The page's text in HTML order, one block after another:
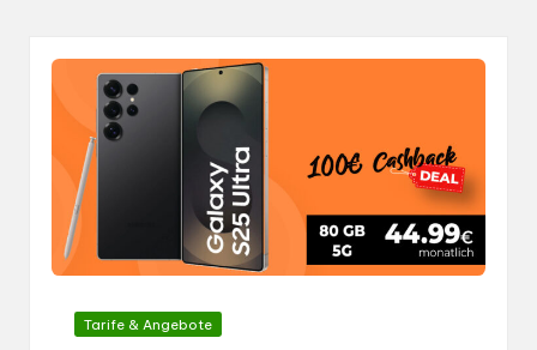
Gepostet
Tarife & Angebote